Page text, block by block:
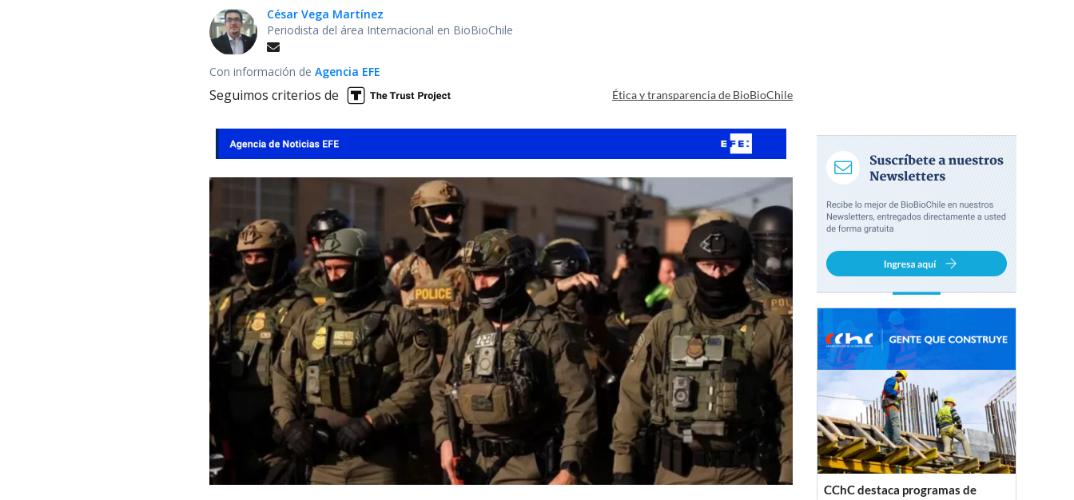
César Vega Martínez
Periodista del área Internacional en BioBioChile
Con información de Agencia EFE
Seguimos criterios de Ética y transparencia de BioBioChile
CChC destaca programas de